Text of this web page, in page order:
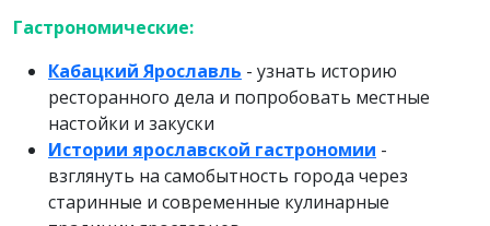
Гастрономические:
Кабацкий Ярославль - узнать историю
ресторанного дела и попробовать местные
настойки и закуски
Истории ярославской гастрономии -
взглянуть на самобытность города через
старинные и современные кулинарные